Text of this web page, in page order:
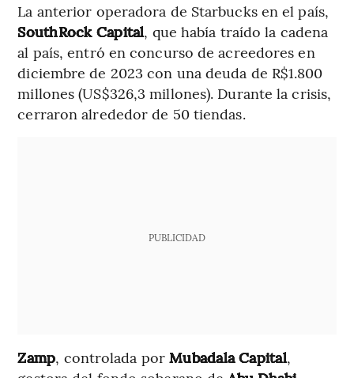
La anterior operadora de Starbucks en el país,
SouthRock Capital, que había traído la cadena
al país, entró en concurso de acreedores en
diciembre de 2023 con una deuda de R$1.800
millones (US$326,3 millones). Durante la crisis,
cerraron alrededor de 50 tiendas.
PUBLICIDAD
Zamp, controlada porMubadala Capital,